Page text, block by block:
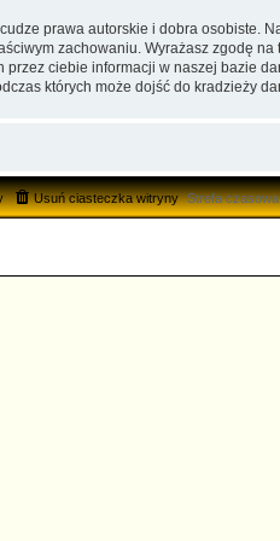
prawa autorskie i dobra osobiste.
zachowaniu. Wyrażasz zgodę na
ciebie informacji w naszej bazie
których może dojść do kradzieży
Strefa
Usuń ciasteczka witryny